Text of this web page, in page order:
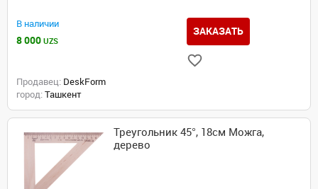
В наличии
8 000 UZS
ЗАКАЗАТЬ
Продавец: DeskForm
город: Ташкент
Треугольник 45°, 18см Можга,
дерево